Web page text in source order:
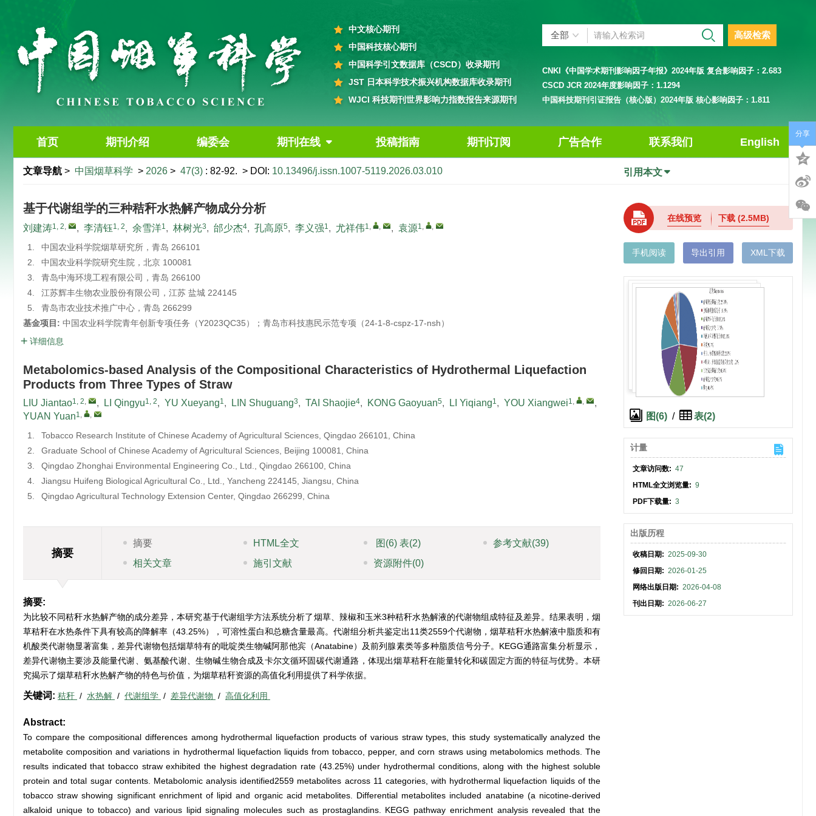
中文核心期刊
中国科技核心期刊
中国科学引文数据库（CSCD）收录期刊
JST 日本科学技术振兴机构数据库收录期刊
WJCI 科技期刊世界影响力指数报告来源期刊
高级检索
CNKI《中国学术期刊影响因子年报》2024年版 复合影响因子： 2.683
CSCD JCR 2024年度影响因子： 1.1294
中国科技期刊引证报告（核心版）2024年版 核心影响因子： 1.811
首页 期刊介绍 编委会 期刊在线 投稿指南 期刊订阅 广告合作 联系我们 English
文章导航 > 中国烟草科学 > 2026 > 47(3) : 82-92. > DOI: 10.13496/j.issn.1007-5119.2026.03.010 引用本文
基于代谢组学的三种秸秆水热解产物成分分析
刘建涛1, 2, , 李清钰1, 2, 余雪洋1, 林树光3, 邰少杰4, 孔高原5, 李义强1, 尤祥伟1, , , 袁源1, ,
1.
中国农业科学院烟草研究所，青岛 266101
2.
中国农业科学院研究生院，北京 100081
3.
青岛中海环境工程有限公司，青岛 266100
4.
江苏辉丰生物农业股份有限公司，江苏 盐城 224145
5.
青岛市农业技术推广中心，青岛 266299
基金项目: 中国农业科学院青年创新专项任务（Y2023QC35）；青岛市科技惠民示范专项（24-1-8-cspz-17-nsh）
详细信息
Metabolomics-based Analysis of the Compositional Characteristics of Hydrothermal Liquefaction
Products from Three Types of Straw
LIU Jiantao1, 2, , LI Qingyu1, 2, YU Xueyang1, LIN Shuguang3, TAI Shaojie4, KONG Gaoyuan5, LI Yiqiang1, YOU Xiangwei1, ,
,
YUAN Yuan1, ,
1.
Tobacco Research Institute of Chinese Academy of Agricultural Sciences, Qingdao 266101, China
2.
Graduate School of Chinese Academy of Agricultural Sciences, Beijing 100081, China
3.
Qingdao Zhonghai Environmental Engineering Co., Ltd., Qingdao 266100, China
4.
Jiangsu Huifeng Biological Agricultural Co., Ltd., Yancheng 224145, Jiangsu, China
5.
Qingdao Agricultural Technology Extension Center, Qingdao 266299, China
摘要
摘要 HTML全文 图 (6)表(2) 参考文献(39)
相关文章
施引文献 资源附件(0)
摘要:
为比较不同秸秆水热解产物的成分差异，本研究基于代谢组学方法系统分析了烟草、辣椒和玉米3种秸秆水热解液的代谢物组成特征及差异。结果表明，烟
草秸秆在水热条件下具有较高的降解率（43.25%），可溶性蛋白和总糖含量最高。代谢组分析共鉴定出11类2559个代谢物，烟草秸秆水热解液中脂质和有
机酸类代谢物显著富集，差异代谢物包括烟草特有的吡啶类生物碱阿那他宾（Anatabine）及前列腺素类等多种脂质信号分子。KEGG通路富集分析显示，
差异代谢物主要涉及能量代谢、氨基酸代谢、生物碱生物合成及卡尔文循环固碳代谢通路，体现出烟草秸秆在能量转化和碳固定方面的特征与优势。本研
究揭示了烟草秸秆水热解产物的特色与价值，为烟草秸秆资源的高值化利用提供了科学依据。
关键词: 秸秆 / 水热解 / 代谢组学 / 差异代谢物 / 高值化利用
Abstract:
To compare the compositional differences among hydrothermal liquefaction products of various straw types, this study systematically analyzed the
metabolite composition and variations in hydrothermal liquefaction liquids from tobacco, pepper, and corn straws using metabolomics methods. The
results indicated that tobacco straw exhibited the highest degradation rate (43.25%) under hydrothermal conditions, along with the highest soluble
protein and total sugar contents. Metabolomic analysis identified2559 metabolites across 11 categories, with hydrothermal liquefaction liquids of the
tobacco straw showing significant enrichment of lipid and organic acid metabolites. Differential metabolites included anatabine (a nicotine-derived
alkaloid unique to tobacco) and various lipid signaling molecules such as prostaglandins. KEGG pathway enrichment analysis revealed that the
在线预览 下载(2.5MB)
手机阅读 导出引用 XML下载
图(6) / 表(2)
计量
文章访问数: 47
HTML全文浏览量: 9
PDF下载量: 3
出版历程
收稿日期: 2025-09-30
修回日期: 2026-01-25
网络出版日期: 2026-04-08
刊出日期: 2026-06-27
分享